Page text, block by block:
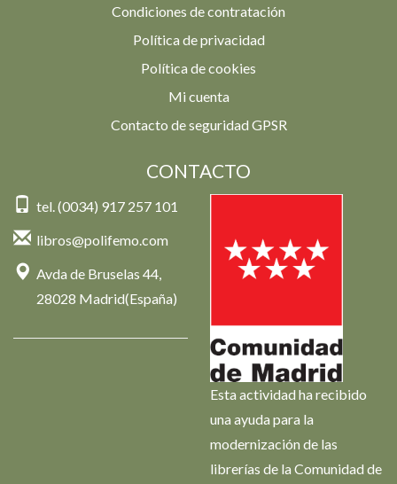
Condiciones de contratación
Política de privacidad
Política de cookies
Mi cuenta
Contacto de seguridad GPSR
CONTACTO
tel. (0034) 917 257 101
libros@polifemo.com
Avda de Bruselas 44,
28028 Madrid(España)
Esta actividad ha recibido
una ayuda para la
modernización de las
librerías de la Comunidad de